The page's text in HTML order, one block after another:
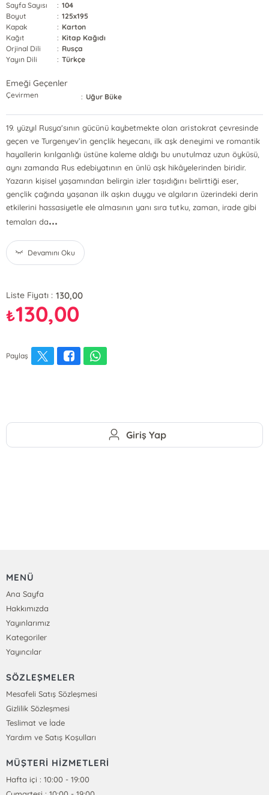
Sayfa Sayısı
: 104
Boyut
: 125x195
Kapak
: Karton
Kağıt
: Kitap Kağıdı
Orjinal Dili
: Rusça
Yayın Dili
: Türkçe
Emeği Geçenler
Çevirmen : Uğur Büke
19. yüzyıl Rusya'sının gücünü kaybetmekte olan aristokrat çevresinde
geçen ve Turgenyev’in gençlik heyecanı, ilk aşk deneyimi ve romantik
hayallerin kırılganlığı üstüne kaleme aldığı bu unutulmaz uzun öyküsü,
aynı zamanda Rus edebiyatının en ünlü aşk hikâyelerinden biridir.
Yazarın kişisel yaşamından belirgin izler taşıdığını belirttiği eser,
gençlik çağında yaşanan ilk aşkın duygu ve algıların üzerindeki derin
etkilerini hassasiyetle ele almasının yanı sıra tutku, zaman, irade gibi
temaları da...
Devamını Oku
Liste Fiyatı : 130,00
₺130,00
Paylaş
Giriş Yap
MENÜ
Ana Sayfa
Hakkımızda
Yayınlarımız
Kategoriler
Yayıncılar
SÖZLEŞMELER
Mesafeli Satış Sözleşmesi
Gizlilik Sözleşmesi
Teslimat ve İade
Yardım ve Satış Koşulları
MÜŞTERİ HİZMETLERİ
Hafta içi : 10:00 - 19:00